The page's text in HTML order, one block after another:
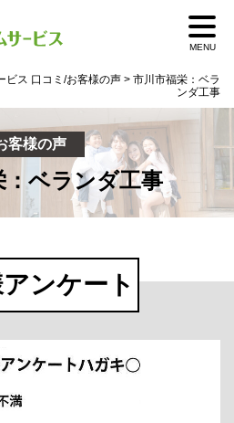
MENU
ビス 口コミ/お客様の声 > 市川市福栄：ベラ
ンダ工事
客様の声
：ベランダ工事
ンケート